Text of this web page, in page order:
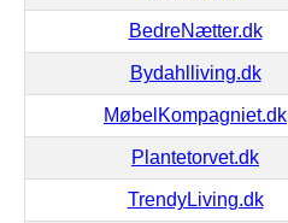
BedreNætter.dk
Bydahlliving.dk
MøbelKompagniet.dk
Plantetorvet.dk
TrendyLiving.dk